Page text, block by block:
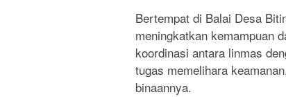
Bertempat di Balai Desa
meningkatkan kemampuan
koordinasi antara linmas
tugas memelihara
binaannya.